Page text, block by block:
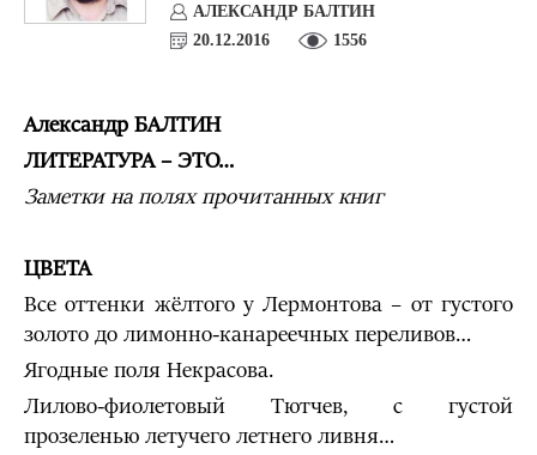
АЛЕКСАНДР БАЛТИН
20.12.2016
1556
Александр БАЛТИН
ЛИТЕРАТУРА – ЭТО…
Заметки на полях прочитанных книг
ЦВЕТА
Все оттенки жёлтого у Лермонтова – от густого
золото до лимонно-канареечных переливов…
Ягодные поля Некрасова.
Лилово-фиолетовый Тютчев, с густой
прозеленью летучего летнего ливня…